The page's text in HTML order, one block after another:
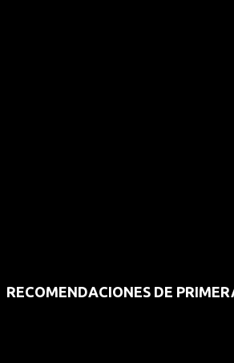
RECOMENDACIONES DE